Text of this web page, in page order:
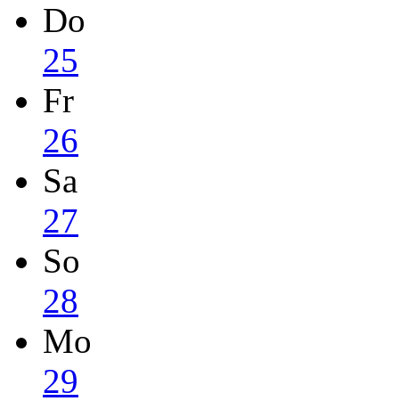
Do
25
Fr
26
Sa
27
So
28
Mo
29